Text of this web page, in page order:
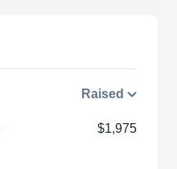
Raised
$1,975